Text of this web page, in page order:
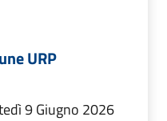
URP
9 Giugno 2026